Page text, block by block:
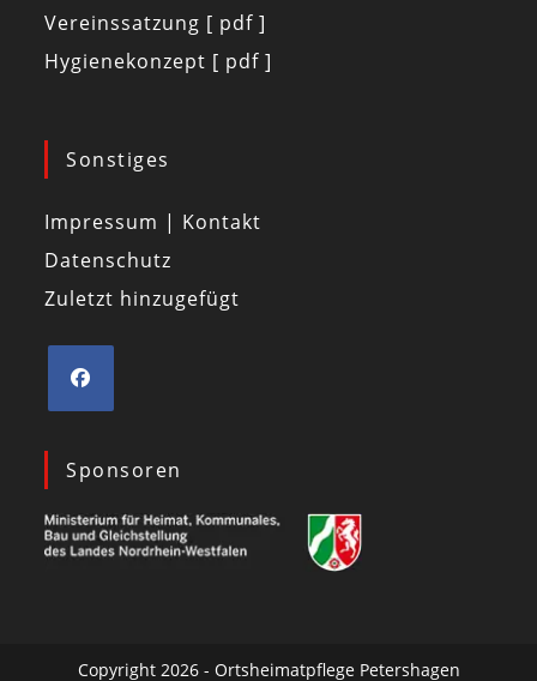
Vereinssatzung [ pdf ]
Hygienekonzept [ pdf ]
Sonstiges
Impressum | Kontakt
Datenschutz
Zuletzt hinzugefügt
Sponsoren
Copyright 2026 - Ortsheimatpflege Petershagen